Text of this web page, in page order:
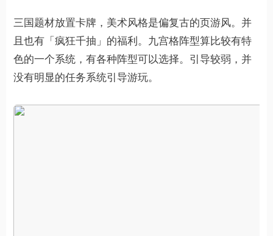
三国题材放置卡牌，美术风格是偏复古的页游风。并
且也有「疯狂千抽」的福利。九宫格阵型算比较有特
色的一个系统，有各种阵型可以选择。引导较弱，并
没有明显的任务系统引导游玩。